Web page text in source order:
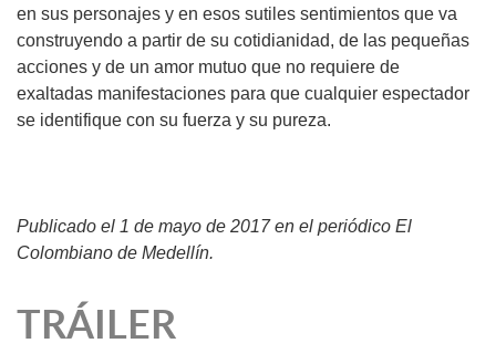
en sus personajes y en esos sutiles sentimientos que va
construyendo a partir de su cotidianidad, de las pequeñas
acciones y de un amor mutuo que no requiere de
exaltadas manifestaciones para que cualquier espectador
se identifique con su fuerza y su pureza.
Publicado el 1 de mayo de 2017 en el periódico El
Colombiano de Medellín.
TRÁILER